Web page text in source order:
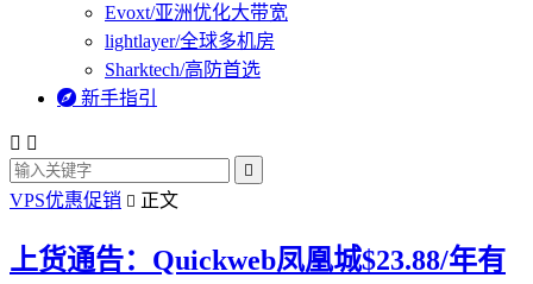
Evoxt/亚洲优化大带宽
lightlayer/全球多机房
Sharktech/高防首选
 新手指引
 

VPS优惠促销  正文
上货通告：Quickweb凤凰城$23.88/年有